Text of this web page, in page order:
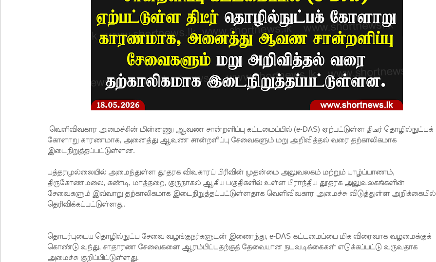
வெளிவிவகார அமைச்சின் மின்னணு ஆவண சான்றளிப்பு கட்டமைப்பில் (e-DAS) ஏற்பட்டுள்ள திடீர் தொழில்நுட்பக்
கோளாறு காரணமாக, அனைத்து ஆவண சான்றளிப்பு சேவைகளும் மறு அறிவித்தல் வரை தற்காலிகமாக
இடைநிறுத்தப்பட்டுள்ளன.
பத்தரமுல்லையில் அமைந்துள்ள தூதரக விவகாரப் பிரிவின் முதன்மை அலுவலகம் மற்றும் யாழ்ப்பாணம்,
திருகோணமலை, கண்டி, மாத்தறை, குருநாகல் ஆகிய பகுதிகளில் உள்ள பிராந்திய தூதரக அலுவலகங்களின்
சேவைகளும் இவ்வாறு தற்காலிகமாக இடைநிறுத்தப்பட்டுள்ளதாக வெளிவிவகார அமைச்சு விடுத்துள்ள அறிக்கையில்
தெரிவிக்கப்பட்டுள்ளது.
தொடர்புடைய தொழில்நுட்ப சேவை வழங்குநர்களுடன் இணைந்து, e-DAS கட்டமைப்பை மிக விரைவாக வழமைக்குக்
கொண்டு வந்து, சாதாரண சேவைகளை ஆரம்பிப்பதற்குத் தேவையான நடவடிக்கைகள் எடுக்கப்பட்டு வருவதாக
அமைச்சு குறிப்பிட்டுள்ளது.